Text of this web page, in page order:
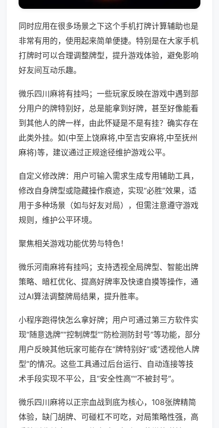
同时应用在很多场景之下这个手机打牌计算辅助也是
非常有用的，使用起来简单便捷。特别是在大家手机
打牌时可以合理调整牌型，提升游戏体验，避免影响
好友间互动乐趣。
微乐四川麻将有挂吗；一些玩家反映在游戏中遇到部
分用户的牌特别好，总是能拿到好牌，甚至好像能看
到其他人的牌一样，由此怀疑是不是有挂？确实存在
此类外挂。如(中至上饶麻将,中至吉安麻将,中至抚州
麻将)等，建议通过正规途径维护游戏公平。
自定义修改牌：用户可输入需求生成专用辅助工具，
修改自身牌型或隐藏操作痕迹，实现“必胜”效果，适
用于多种场景（如与好友对局），但需注意遵守游戏
规则，维护公平环境。
聚焦相关游戏功能优势与特色！
微乐河南麻将有挂吗；支持透视全局牌型、智能出牌
策略、暗杠优化、提高好牌率及快速自摸等操作，通
过AI算法调整牌局结果，提升胜率。
小程序跑得快怎么拿好牌；用户可通过第三方软件实
现“随意选牌”“控制牌型”“防检测防封号”等功能，部分
用户反映其他玩家可能存在“牌特别好”或“透视他人牌
型”的情况。这些工具通过后台运行、自动连接等技
术手段实现不平公，且“安全性高”“不被封号”。
微乐四川麻将以正宗血战到底为核心，108张牌精简
体验，缺门胡牌、可碰杠不可吃，对局策略性强，高